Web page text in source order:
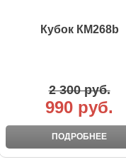
Кубок КМ268b
2 300 руб.
990 руб.
ПОДРОБНЕЕ